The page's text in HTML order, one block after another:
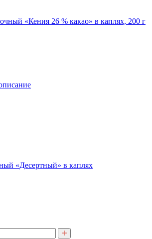
«Кения 26 % какао» в каплях, 200 г
«Десертный» в каплях